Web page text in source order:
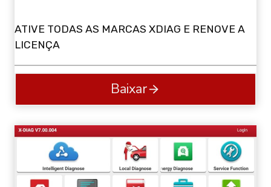
ATIVE TODAS AS MARCAS XDIAG E RENOVE A
LICENÇA
Baixar